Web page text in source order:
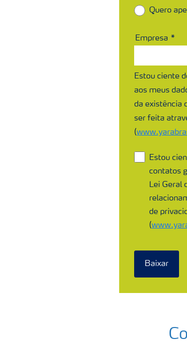
Quero
Empresa
Estou ciente
aos meus
da existência
ser feita
(
Estou
contatos
Lei Geral
de
(
Baixar